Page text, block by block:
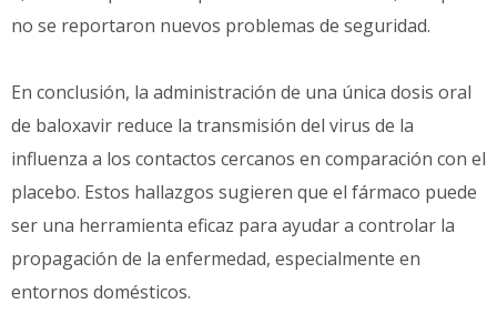
no se reportaron nuevos problemas de seguridad.
En conclusión, la administración de una única dosis oral
de baloxavir reduce la transmisión del virus de la
influenza a los contactos cercanos en comparación con el
placebo. Estos hallazgos sugieren que el fármaco puede
ser una herramienta eficaz para ayudar a controlar la
propagación de la enfermedad, especialmente en
entornos domésticos.